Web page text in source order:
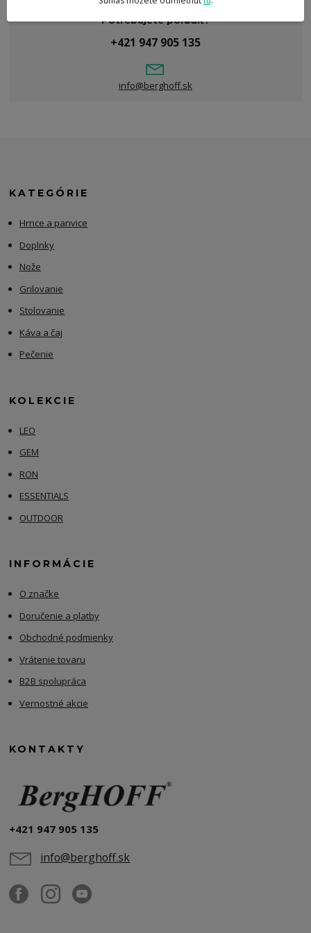
Potrebujete poradiť?
+421 947 905 135
info@berghoff.sk
KATEGÓRIE
Hrnce a panvice
Doplnky
Nože
Grilovanie
Stolovanie
Káva a čaj
Pečenie
KOLEKCIE
LEO
GEM
RON
ESSENTIALS
OUTDOOR
INFORMÁCIE
O značke
Doručenie a platby
Obchodné podmienky
Vrátenie tovaru
B2B spolupráca
Vernostné akcie
KONTAKTY
+421 947 905 135
info@berghoff.sk